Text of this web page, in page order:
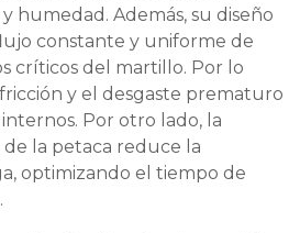
humedad. Además, su diseño
constante y uniforme de
críticos del martillo. Por lo
y el desgaste prematuro
Por otro lado, la
la petaca reduce la
optimizando el tiempo de